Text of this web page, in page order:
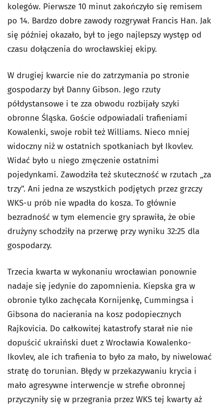
kolegów. Pierwsze 10 minut zakończyło się remisem
po 14. Bardzo dobre zawody rozgrywał Francis Han. Jak
się później okazało, był to jego najlepszy występ od
czasu dołączenia do wrocławskiej ekipy.
W drugiej kwarcie nie do zatrzymania po stronie
gospodarzy był Danny Gibson. Jego rzuty
półdystansowe i te zza obwodu rozbijały szyki
obronne Śląska. Goście odpowiadali trafieniami
Kowalenki, swoje robił też Williams. Nieco mniej
widoczny niż w ostatnich spotkaniach był Ikovlev.
Widać było u niego zmęczenie ostatnimi
pojedynkami. Zawodziła też skuteczność w rzutach „za
trzy”. Ani jedna ze wszystkich podjętych przez grzczy
WKS-u prób nie wpadła do kosza. To głównie
bezradność w tym elemencie gry sprawiła, że obie
drużyny schodziły na przerwę przy wyniku 32:25 dla
gospodarzy.
Trzecia kwarta w wykonaniu wrocławian ponownie
nadaje się jedynie do zapomnienia. Kiepska gra w
obronie tylko zachęcała Kornijenkę, Cummingsa i
Gibsona do nacierania na kosz podopiecznych
Rajkovicia. Do całkowitej katastrofy starał nie nie
dopuścić ukraiński duet z Wrocławia Kowalenko-
Ikovlev, ale ich trafienia to było za mało, by niwelować
stratę do torunian. Błędy w przekazywaniu krycia i
mało agresywne interwencje w strefie obronnej
przyczyniły się w przegrania przez WKS tej kwarty aż